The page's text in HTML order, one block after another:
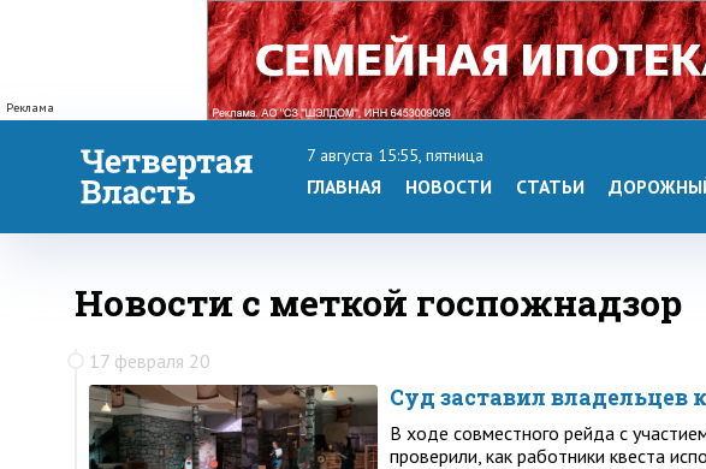
Реклама
7 августа 15:55, пятница
ГЛАВНАЯ НОВОСТИ СТАТЬИ
Новости с меткой госпожнадзор
17 февраля 20
Суд заставил владельцев
В ходе совместного рейда с
проверили, как работники квеста